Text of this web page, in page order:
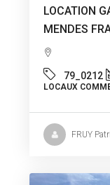
LOCATION
MENDES
79_0212
LOCAUX
FRUY